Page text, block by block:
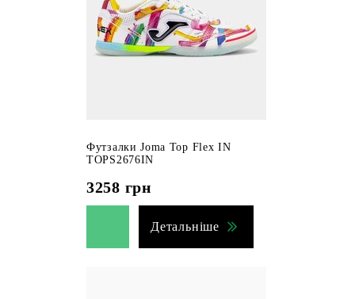
Футзалки Joma Top Flex IN
TOPS2676IN
3258 грн
Детальніше